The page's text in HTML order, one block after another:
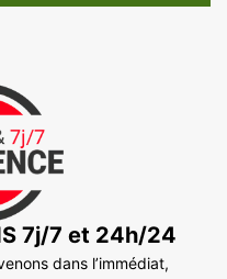
7j/7 et 24h/24
dans l’immédiat,